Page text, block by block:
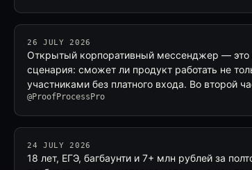
26 JULY 2026
Открытый корпоративный мессенджер — это
сценария: сможет ли продукт работать не
участниками без платного входа. Во второй
@ProofProcessPro
24 JULY 2026
18 лет, ЕГЭ, багбаунти и 7+ млн рублей за